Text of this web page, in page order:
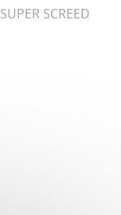
SUPER SCREED